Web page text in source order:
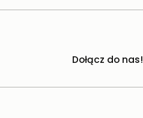
Dołącz do nas!